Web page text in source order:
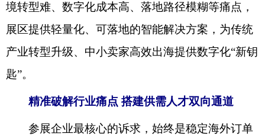
境转型难、数字化成本高、落地路径模糊等痛点，
展区提供轻量化、可落地的智能解决方案，为传统
产业转型升级、中小卖家高效出海提供数字化“新钥
匙”。
精准破解行业痛点 搭建供需人才双向通道
参展企业最核心的诉求，始终是稳定海外订单